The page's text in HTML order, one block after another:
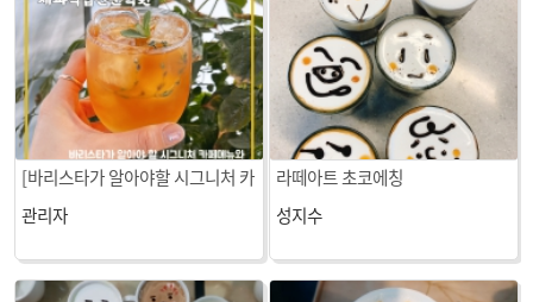
[바리스타가 알아야할 시그니처 카
페메뉴와 티마스터 자격증 과정]
아이스티
관리자
라떼아트 초코에칭
성지수